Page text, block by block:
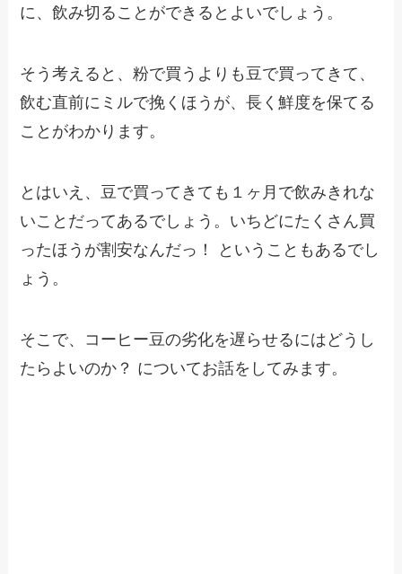
に、飲み切ることができるとよいでしょう。
そう考えると、粉で買うよりも豆で買ってきて、
飲む直前にミルで挽くほうが、長く鮮度を保てる
ことがわかります。
とはいえ、豆で買ってきても１ヶ月で飲みきれな
いことだってあるでしょう。いちどにたくさん買
ったほうが割安なんだっ！ ということもあるでし
ょう。
そこで、コーヒー豆の劣化を遅らせるにはどうし
たらよいのか？ についてお話をしてみます。